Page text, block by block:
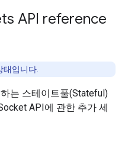
API reference
태입니다.
는 스테이트풀(Stateful)
API에 관한 추가 세